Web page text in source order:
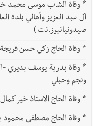
*
آل عبد العزيز وأهالي بلدة
صيدونيانيوز.نت )
*وفاة الحاج زكي حسن فريجة -
*
ونجم وحبلي
*وفاة الحاج الاستاذ خير كمال
*